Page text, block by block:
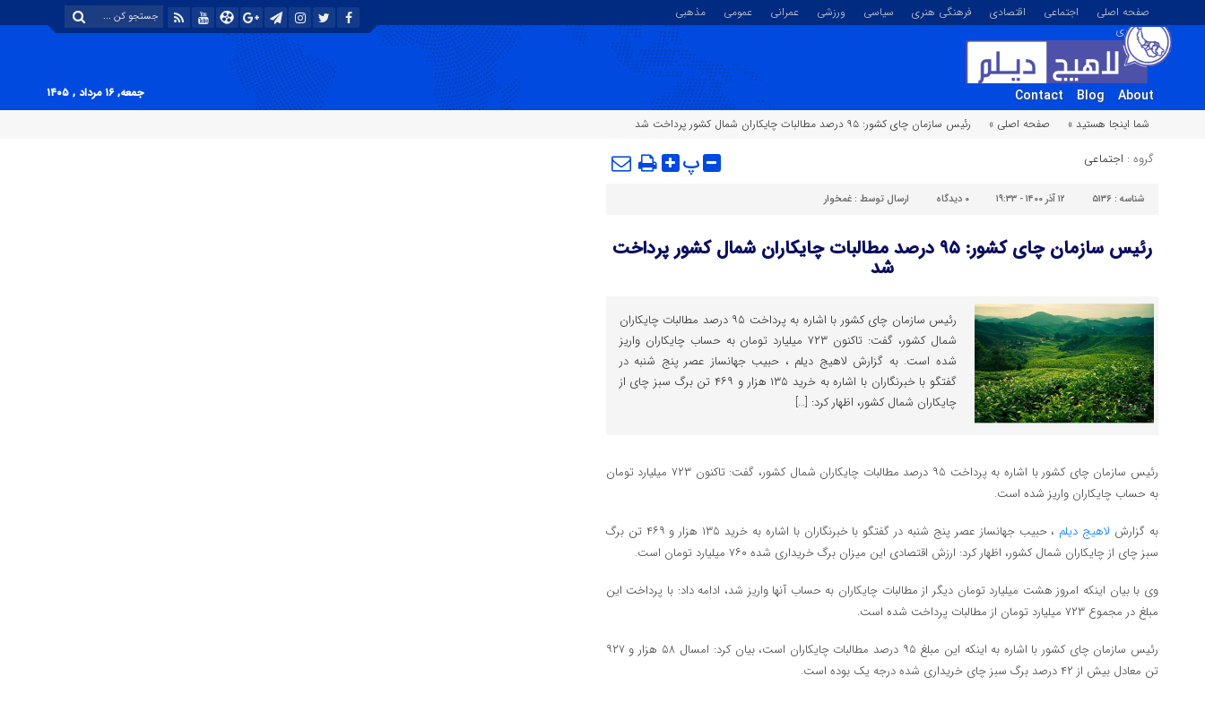
صفحه اصلی اجتماعی اقتصادی فرهنگی هنری سیاسی ورزشی عمرانی عمومی
مذهبی
تصویری
About
Blog
Contact
جمعه, ۱۶ مرداد , ۱۴۰۵
شما اینجا هستید »
صفحه اصلی » رئیس سازمان چای کشور: ۹۵ درصد مطالبات چایکاران شمال کشور پرداخت شد
گروه : اجتماعی پ
شناسه : ۵۱۳۶ ۱۲ آذر ۱۴۰۰ - ۱۹:۳۳ ۰ دیدگاه ارسال توسط : غمخوار
رئیس سازمان چای کشور: ۹۵ درصد مطالبات چایکاران شمال کشور پرداخت
شد
رئیس سازمان چای کشور با اشاره به پرداخت ۹۵ درصد مطالبات چایکاران
شمال کشور، گفت: تاکنون ۷۲۳ میلیارد تومان به حساب چایکاران واریز
شده است. به گزارش لاهیج دیلم ، حبیب جهانساز عصر پنج شنبه در
گفتگو با خبرنگاران با اشاره به خرید ۱۳۵ هزار و ۴۶۹ تن برگ سبز چای از
چایکاران شمال کشور، اظهار کرد: […]
رئیس سازمان چای کشور با اشاره به پرداخت ۹۵ درصد مطالبات چایکاران شمال کشور، گفت: تاکنون ۷۲۳ میلیارد تومان
به حساب چایکاران واریز شده است.
به گزارش لاهیج دیلم
، حبیب جهانساز عصر پنج شنبه در گفتگو با خبرنگاران با اشاره به خرید ۱۳۵ هزار و ۴۶۹ تن برگ
سبز چای از چایکاران شمال کشور، اظهار کرد: ارزش اقتصادی این میزان برگ خریداری شده ۷۶۰ میلیارد تومان است.
وی با بیان اینکه امروز هشت میلیارد تومان دیگر از مطالبات چایکاران به حساب آنها واریز شد، ادامه داد: با پرداخت این
مبلغ در مجموع ۷۲۳ میلیارد تومان از مطالبات پرداخت شده است.
رئیس سازمان چای کشور با اشاره به اینکه این مبلغ ۹۵ درصد مطالبات چایکاران است، بیان کرد: امسال ۵۸ هزار و ۹۲۷
تن معادل بیش از ۴۲ درصد برگ سبز چای خریداری شده درجه یک بوده است.